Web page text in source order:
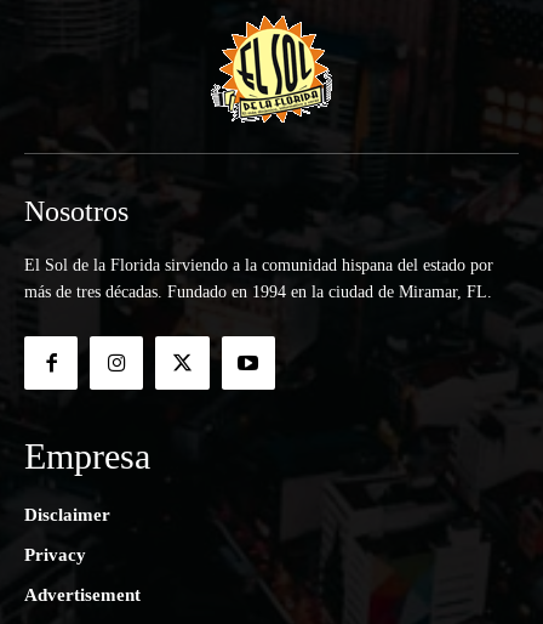
Nosotros
El Sol de la Florida sirviendo a la comunidad hispana del estado por
más de tres décadas. Fundado en 1994 en la ciudad de Miramar, FL.
Empresa
Disclaimer
Privacy
Advertisement